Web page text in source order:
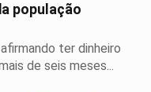
população
ter dinheiro
de seis meses...